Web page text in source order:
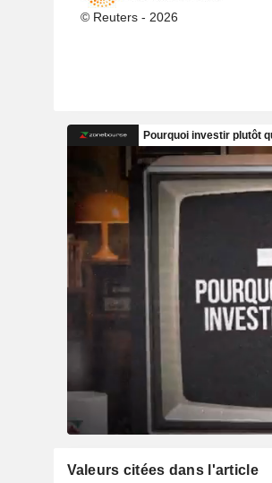
© Reuters - 2026
Valeurs citées dans l'article